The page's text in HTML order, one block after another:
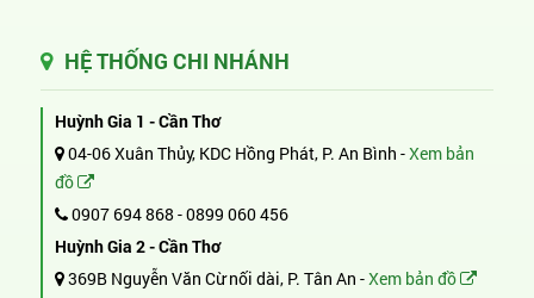
HỆ THỐNG CHI NHÁNH
Huỳnh Gia 1 - Cần Thơ
04-06 Xuân Thủy, KDC Hồng Phát, P. An Bình -Xem bản
đồ
0907 694 868 -0899 060 456
Huỳnh Gia 2 - Cần Thơ
369B Nguyễn Văn Cừ nối dài, P. Tân An -Xem bản đồ